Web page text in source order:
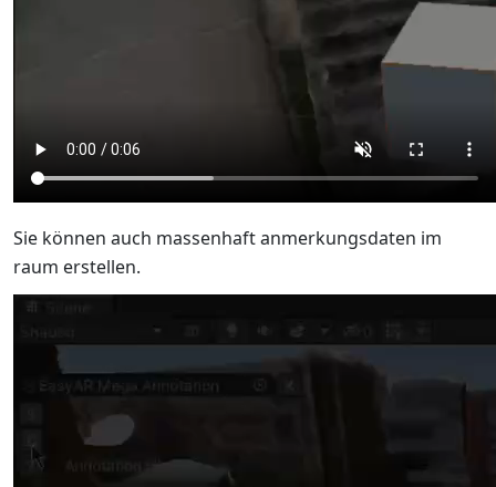
Sie können auch massenhaft anmerkungsdaten im
raum erstellen.